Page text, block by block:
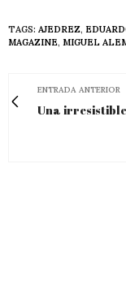
TAGS: AJEDREZ,
MAGAZINE, MIGUEL
ENTRADA ANTERIOR
Una